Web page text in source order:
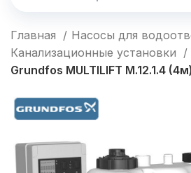
Главная
Насосы для
Канализационные установки
Grundfos MULTILIFT M.12.1.4 (4м)